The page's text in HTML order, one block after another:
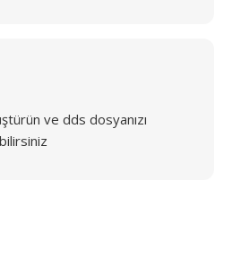
ve dds dosyanızı